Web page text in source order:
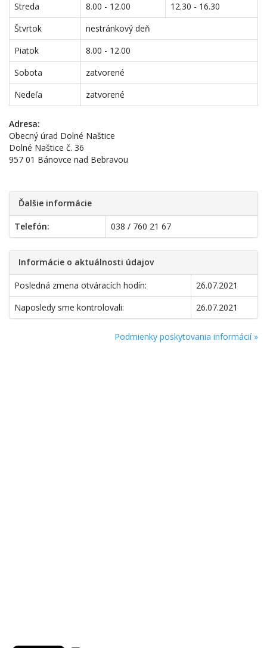
Streda
8.00 - 12.00
12.30 - 16.30
Štvrtok
nestránkový deň
Piatok
8.00 - 12.00
Sobota
zatvorené
Nedeľa
zatvorené
Adresa:
Obecný úrad Dolné Naštice
Dolné Naštice č. 36
957 01 Bánovce nad Bebravou
Ďalšie informácie
Telefón: 038 / 760 21 67
Informácie o aktuálnosti údajov
Posledná zmena otváracích hodín:
26.07.2021
Naposledy sme kontrolovali:
26.07.2021
Podmienky poskytovania informácií »